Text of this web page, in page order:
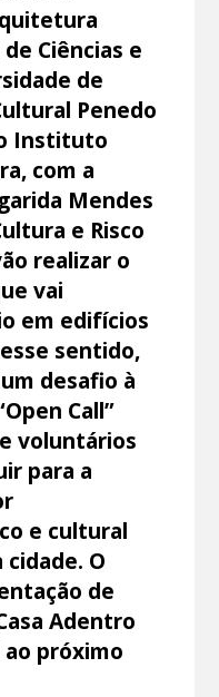
Ciências e
de
Penedo
Instituto
com a
Mendes
e Risco
realizar o
vai
em edifícios
sentido,
desafio à
Call”
voluntários
para a
e cultural
cidade. O
de
Adentro
próximo